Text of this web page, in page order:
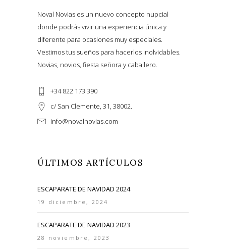
Noval Novias es un nuevo concepto nupcial
donde podrás vivir una experiencia única y
diferente para ocasiones muy especiales.
Vestimos tus sueños para hacerlos inolvidables.
Novias, novios, fiesta señora y caballero.
+34 822 173 390
c/ San Clemente, 31, 38002.
info@novalnovias.com
ÚLTIMOS ARTÍCULOS
ESCAPARATE DE NAVIDAD 2024
19 diciembre, 2024
ESCAPARATE DE NAVIDAD 2023
28 noviembre, 2023